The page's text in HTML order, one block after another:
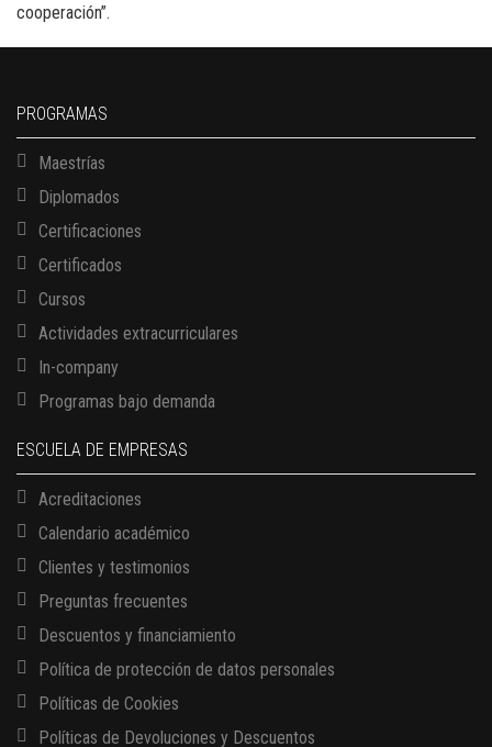
cooperación”.
PROGRAMAS
Maestrías
Diplomados
Certificaciones
Certificados
Cursos
Actividades extracurriculares
In-company
Programas bajo demanda
ESCUELA DE EMPRESAS
Acreditaciones
Calendario académico
Clientes y testimonios
Preguntas frecuentes
Descuentos y financiamiento
Política de protección de datos personales
Políticas de Cookies
Políticas de Devoluciones y Descuentos
13 AGOSTO, 2026
Finanzas para no financieros